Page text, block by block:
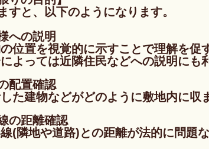
すと、以下のようになります。
への説明
位置を視覚的に示すことで理解を促
よっては近隣住民などへの説明にも
配置確認
た建物などがどのように敷地内に収
の距離確認
(隣地や道路)との距離が法的に問題